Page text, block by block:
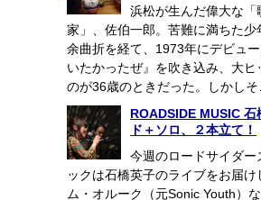
浜松が生んだ偉大な「
家」、佐伯一郎。苦難に満ちた少
余曲折を経て、1973年にデビュ
いたかったぜ』を吹き込み、大ヒ
のが36歳のときだった。しかしそ
ROADSIDE MUSIC
ド＋ソロ、２本立て！
今週のロードサイダー
ックは石橋英子のライブをお届け
ム・オルーク（元Sonic Youth）